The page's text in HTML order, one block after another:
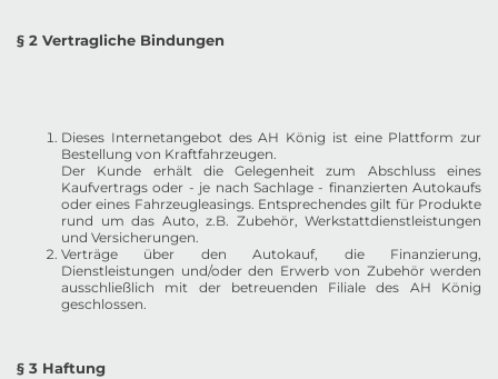
§ 2 Vertragliche Bindungen
Dieses Internetangebot des AH König ist eine Plattform zur
Bestellung von Kraftfahrzeugen.
Der Kunde erhält die Gelegenheit zum Abschluss eines
Kaufvertrags oder - je nach Sachlage - finanzierten Autokaufs
oder eines Fahrzeugleasings. Entsprechendes gilt für Produkte
rund um das Auto, z.B. Zubehör, Werkstattdienstleistungen
und Versicherungen.
Verträge über den Autokauf, die Finanzierung,
Dienstleistungen und/oder den Erwerb von Zubehör werden
ausschließlich mit der betreuenden Filiale des AH König
geschlossen.
§ 3 Haftung